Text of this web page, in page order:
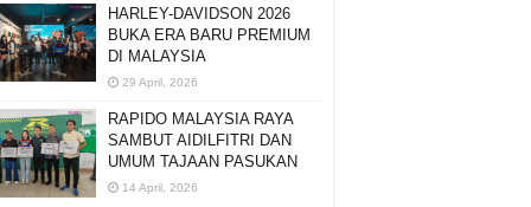
HARLEY-DAVIDSON 2026
BUKA ERA BARU PREMIUM
DI MALAYSIA
29 April, 2026
RAPIDO MALAYSIA RAYA
SAMBUT AIDILFITRI DAN
UMUM TAJAAN PASUKAN
14 April, 2026